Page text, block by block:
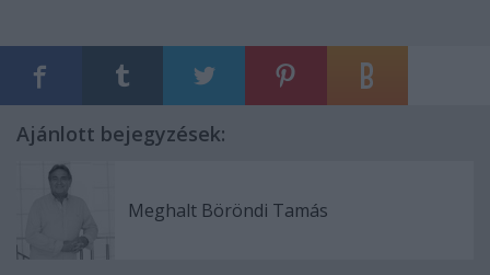
Ajánlott bejegyzések:
Meghalt Böröndi Tamás